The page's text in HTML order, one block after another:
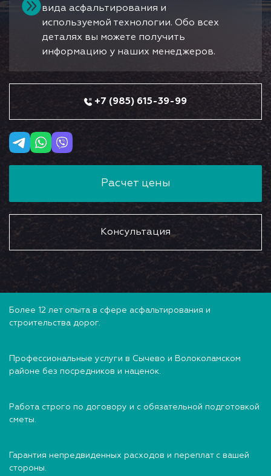
вида асфальтирования и
используемой технологии. Обо всех
деталях вы можете получить
информацию у наших менеджеров.
+7 (985) 615-39-99
Расчет цены
Консультация
Более 12 лет опыта в сфере асфальтирования и
строительства дорог.
Профессиональные услуги в Сычево и Волоколамском
районе без посредников и наценок.
Работа строго по договору и с обязательной подготовкой
сметы.
Гарантия непредвиденных расходов и переплат с вашей
стороны.